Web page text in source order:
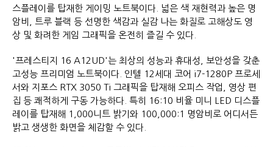
스플레이를 탑재한 게이밍 노트북이다. 넓은 색 재현력과 높은 명
암비, 트루 블랙 등 선명한 색감과 실감 나는 화질로 고해상도 영
상 및 화려한 게임 그래픽을 온전히 즐길 수 있다.
'프레스티지 16 A12UD'는 최상의 성능과 휴대성, 보안성을 갖춘
고성능 프리미엄 노트북이다. 인텔 12세대 코어 i7-1280P 프로세
서와 지포스 RTX 3050 Ti 그래픽을 탑재해 오피스 작업, 영상 편
집 등 쾌적하게 구동 가능하다. 특히 16:10 비율 미니 LED 디스플
레이를 탑재해 1,000니트 밝기와 100,000:1 명암비로 어디서든
밝고 생생한 화면을 체감할 수 있다.